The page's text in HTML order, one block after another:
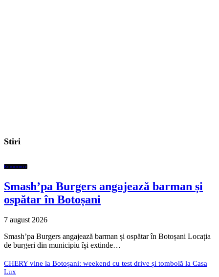
Stiri
Economic
Smash’pa Burgers angajează barman și
ospătar în Botoșani
7 august 2026
Smash’pa Burgers angajează barman și ospătar în Botoșani Locația
de burgeri din municipiu își extinde…
CHERY vine la Botoșani: weekend cu test drive și tombolă la Casa
Lux